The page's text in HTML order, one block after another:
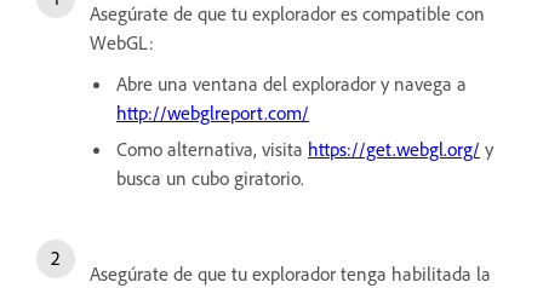
Asegúrate de que tu explorador es compatible con
WebGL:
Abre una ventana del explorador y navega a
http://webglreport.com/
Como alternativa, visita https://get.webgl.org/ y
busca un cubo giratorio.
Asegúrate de que tu explorador tenga habilitada la